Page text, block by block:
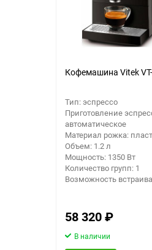
Кофемашина Vitek
Тип: эспрессо
Приготовление
автоматическое
Материал рожка:
Объем: 1.2 л
Мощность: 1350 Вт
Количество групп: 1
Возможность
58 320₽
В наличии